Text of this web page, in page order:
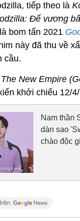
tiếp theo là
Đế vương
bom tấn 2021
này đã thu về
cầu.
New Empire
khởi chiếu 12/
Nam thần
dàn sao
chào độc